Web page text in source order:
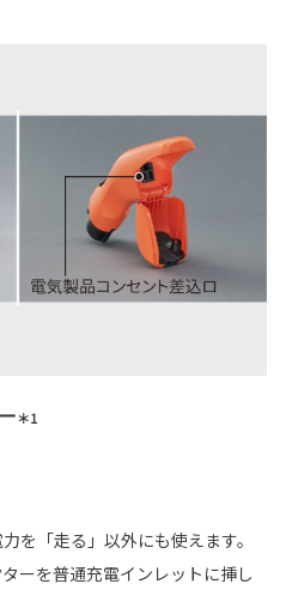
＊1
を「走る」以外にも使えます。
ーを普通充電インレットに挿し